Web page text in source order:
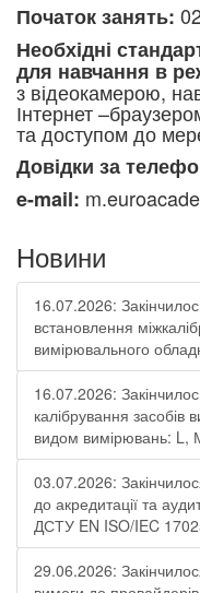
Початок занять:
Необхідні
для навчання в
з відеокамерою,
Інтернет
та доступом до
Довідки за
e-mail:
Новини
16.07.2026:
встановлення
вимірювального
16.07.2026:
калібрування засобів
видом вимірювань:
03.07.2026:
до акредитації та
ДСТУ EN ISO/IEC
29.06.2026: